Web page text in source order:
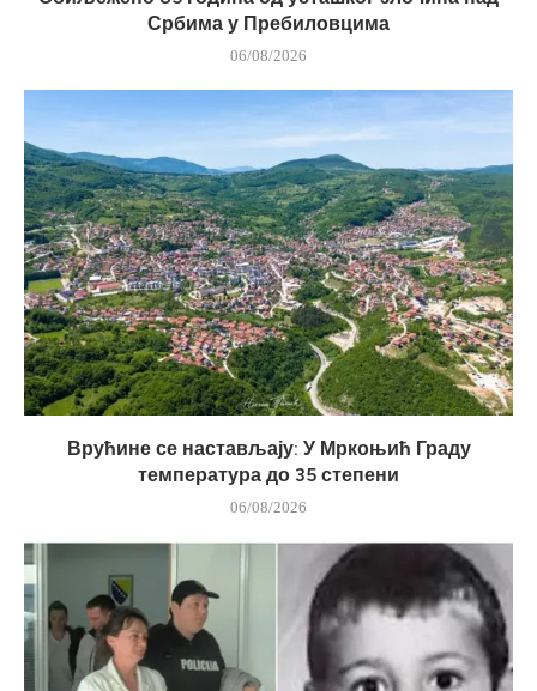
Србима у Пребиловцима
06/08/2026
Врућине се настављају: У Мркоњић Граду
температура до 35 степени
06/08/2026